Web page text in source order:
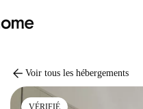
arrow_back Voir tous les hébergements
VÉRIFIÉ